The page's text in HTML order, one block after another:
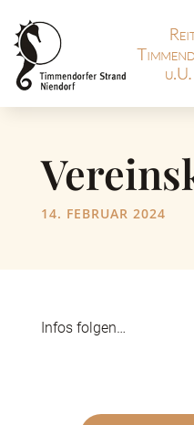
14. FEBRUAR 2024
Infos folgen…